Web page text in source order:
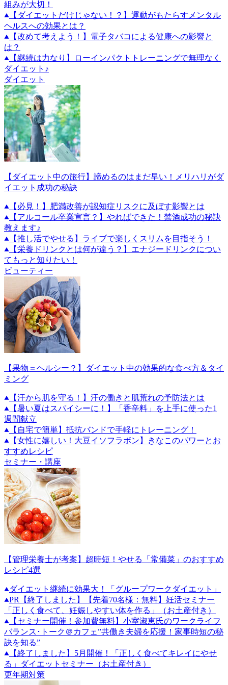
組みが大切！
【ダイエットだけじゃない！？】運動がもたらすメンタル
ヘルスへの効果とは？
【改めて考えよう！】電子タバコによる健康への影響と
は？
【継続は力なり】ローインパクトトレーニングで無理なく
ダイエット♪
ダイエット
【ダイエット中の旅行】諦めるのはまだ早い！メリハリがダ
イエット成功の秘訣
【必見！】肥満改善が認知症リスクに及ぼす影響とは
【アルコール卒業宣言？】やればできた！禁酒成功の秘訣
教えます♪
【推し活でやせる】ライブで楽しくスリムを目指そう！
【栄養ドリンクとは何が違う？】エナジードリンクについ
てもっと知りたい！
ビューティー
【果物＝ヘルシー？】ダイエット中の効果的な食べ方＆タイ
ミング
【汗から肌を守る！】汗の働きと肌荒れの予防法とは
【暑い夏はスパイシーに！】「香辛料」を上手に使った1
週間献立
【自宅で簡単】抵抗バンドで手軽にトレーニング！
【女性に嬉しい！大豆イソフラボン】きなこのパワーとお
すすめレシピ
セミナー・講座
【管理栄養士が考案】超時短！やせる「常備菜」のおすすめ
レシピ4選
ダイエット継続に効果大！「グループワークダイエット」
PR
【終了しました】【先着70名様：無料】妊活セミナー
「正しく食べて、妊娠しやすい体を作る」（お土産付き）
【セミナー開催！参加費無料】小室淑恵氏のワークライフ
バランス･トーク＠カフェ”共働き夫婦を応援！家事時短の秘
訣を知る”
【終了しました】5月開催！「正しく食べてキレイにやせ
る」ダイエットセミナー（お土産付き）
更年期対策